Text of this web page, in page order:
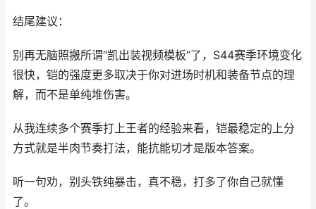
结尾建议：
别再无脑照搬所谓“凯出装视频模板”了，S44赛季环境变化
很快，铠的强度更多取决于你对进场时机和装备节点的理
解，而不是单纯堆伤害。
从我连续多个赛季打上王者的经验来看，铠最稳定的上分
方式就是半肉节奏打法，能抗能切才是版本答案。
听一句劝，别头铁纯暴击，真不稳，打多了你自己就懂
了。